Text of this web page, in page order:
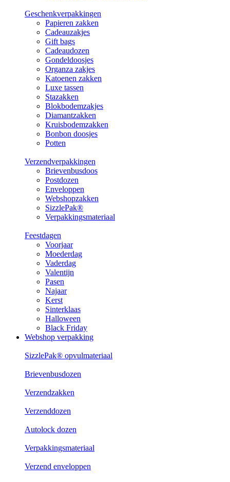
Geschenkverpakkingen
Papieren zakken
Cadeauzakjes
Gift bags
Cadeaudozen
Gondeldoosjes
Organza zakjes
Katoenen zakken
Luxe tassen
Stazakken
Blokbodemzakjes
Diamantzakken
Kruisbodemzakken
Bonbon doosjes
Potten
Verzendverpakkingen
Brievenbusdoos
Postdozen
Enveloppen
Webshopzakken
SizzlePak®
Verpakkingsmateriaal
Feestdagen
Voorjaar
Moederdag
Vaderdag
Valentijn
Pasen
Najaar
Kerst
Sinterklaas
Halloween
Black Friday
Webshop verpakking
SizzlePak® opvulmateriaal
Brievenbusdozen
Verzendzakken
Verzenddozen
Autolock dozen
Verpakkingsmateriaal
Verzend enveloppen